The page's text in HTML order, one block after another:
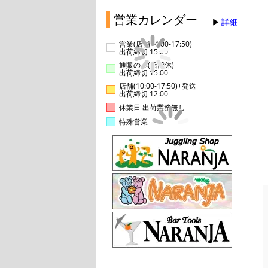
営業カレンダー 詳細
営業(店舗14:00-17:50)
出荷締切 15:00
通販のみ(店舗休)
出荷締切 15:00
店舗(10:00-17:50)+発送
出荷締切 12:00
休業日 出荷業務無し
特殊営業